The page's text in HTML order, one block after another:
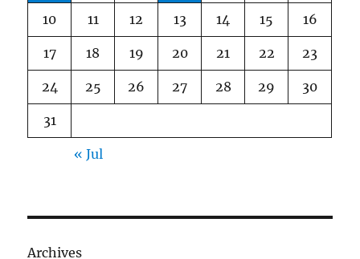
10 11 12 13 14 15 16
17 18 19 20 21 22 23
24 25 26 27 28 29 30
31
« Jul
Archives